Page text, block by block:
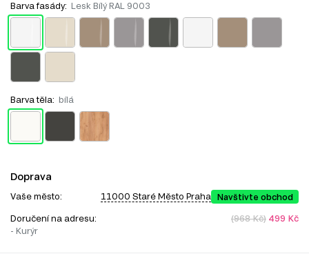
Barva fasády: Lesk Bílý RAL 9003
Barva těla: bílá
Doprava
Vaše město: 11000 Staré Město Praha Navštivte obchod
Doručení na adresu:
- Kurýr
(968 Kč) 499 Kč